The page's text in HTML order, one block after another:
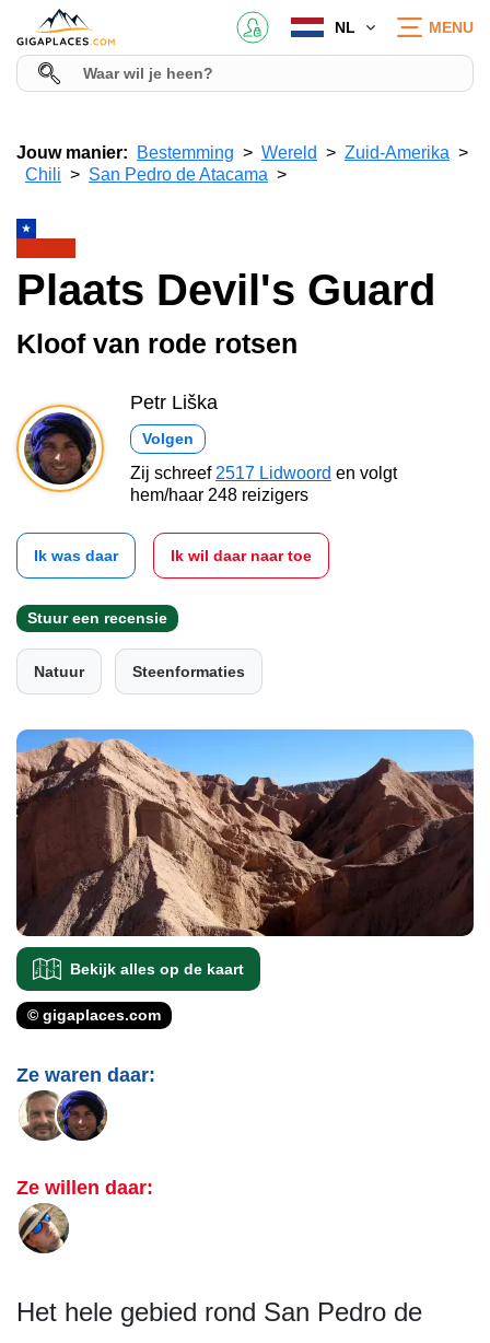
NL MENU
Jouw manier: Bestemming Wereld
Zuid-Amerika
Chili
San Pedro de Atacama
Plaats Devil's Guard
Kloof van rode rotsen
Petr Liška
Volgen
Zij schreef 2517 Lidwoord en volgt
hem/haar 248 reizigers
Ik was daar Ik wil daar naar toe
Stuur een recensie
Natuur Steenformaties
Bekijk alles op de kaart
© gigaplaces.com
Ze waren daar:
Ze willen daar:
Het hele gebied rond San Pedro de